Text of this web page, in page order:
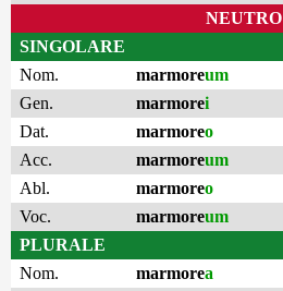
NEUTRO
SINGOLARE
Nom.
marmoreum
Gen.
marmorei
Dat.
marmoreo
Acc.
marmoreum
Abl.
marmoreo
Voc.
marmoreum
PLURALE
Nom.
marmorea